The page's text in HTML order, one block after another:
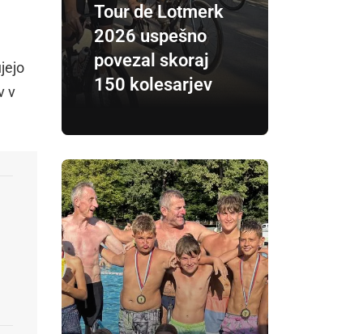
v
Tour de Lotmerk
2026 uspešno
povezal skoraj
150 kolesarjev